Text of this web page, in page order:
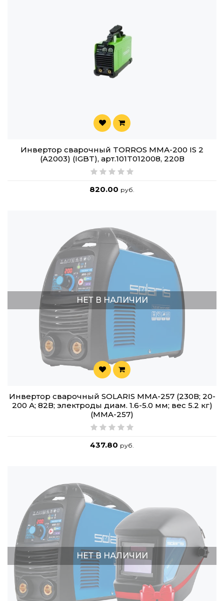
Инвертор сварочный TORROS ММА-200 IS 2
(A2003) (IGBT), арт.101T012008, 220В
820.00 руб.
НЕТ В НАЛИЧИИ
Инвертор сварочный SOLARIS MMA-257 (230В; 20-
200 А; 82В; электроды диам. 1.6-5.0 мм; вес 5.2 кг)
(MMA-257)
437.80 руб.
НЕТ В НАЛИЧИИ